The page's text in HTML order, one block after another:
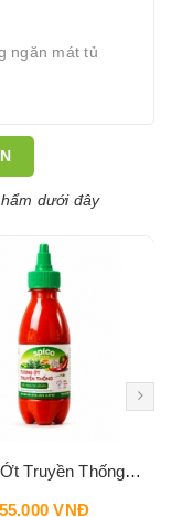
ngăn mát tủ
dưới đây
Tương Ớt Truyền Thống SPICO Sriracha Chilli Sauce 240g
55.000 VNĐ